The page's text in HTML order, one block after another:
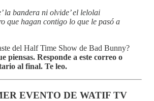
la bandera ni olvide’ el lelolai
que hagan contigo lo que le pasó a
del Half Time Show de Bad Bunny?
piensas. Responde a este correo o
al final. Te leo.
EVENTO DE WATIF TV